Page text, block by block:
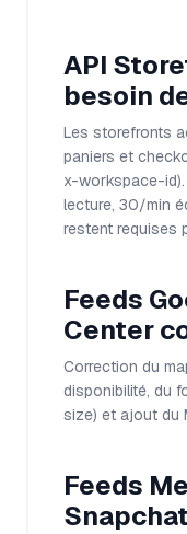
API
besoin
Les storefronts
paniers et
x-workspace-id).
lecture, 30/min
restent requises
Feeds
Center
Correction du
disponibilité, du
size) et ajout du
Feeds